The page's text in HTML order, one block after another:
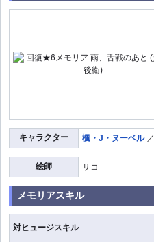
キャラクター 楓・J・ヌーベル／
絵師 サコ
メモリアスキル
対ヒュージスキル